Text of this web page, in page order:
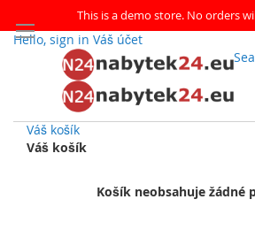
This is a demo store. No orders
Hello, sign in Váš účet
Váš košík
Váš košík
Košík neobsahuje žádné